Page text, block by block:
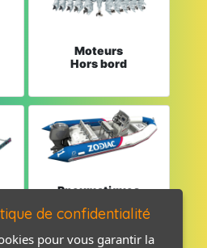
Moteurs
Hors bord
Pneumatiques
de confidentialité
pour vous garantir la